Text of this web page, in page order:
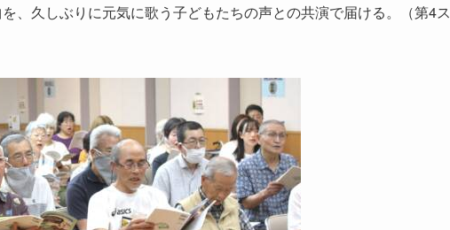
、久しぶりに元気に歌う子どもたちの声との共演で届ける。（第4ス